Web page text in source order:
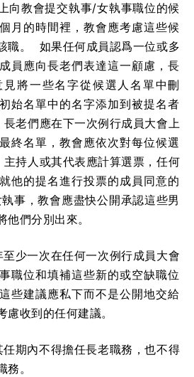
向教會提交執事/女執事職位的候
月的時間裡，教會應考慮這些候
職。 如果任何成員認爲一位或多
員應向長老們表達這一顧慮，長
將一些名字從候選人名單中刪
始名單中的名字添加到被提名者
老們應在下一次例行成員大會上
終名單，教會應依次對每位候選
持人或其代表應計算選票，任何
他的提名進行投票的成員同意的
事，教會應盡快公開承認這些男
他們分別出來。
少一次在任何一次例行成員大會
職位和填補這些新的或空缺職位
些建議應私下而不是公開地交給
收到的任何建議。
期內不得擔任長老職務，也不得
。